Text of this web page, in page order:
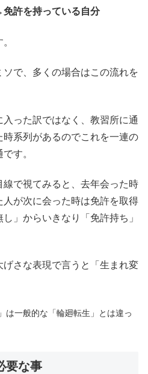
許を持っている自分
で、多くの場合はこの流れを
った訳ではなく、教習所に通
系列があるのでこれを一連の
す。
で視てみると、去年会った時
が次に会った時は免許を取得
」からいきなり「免許持ち」
さな表現で言うと「生まれ変
一般的な「輪廻転生」とは違っ
要な事